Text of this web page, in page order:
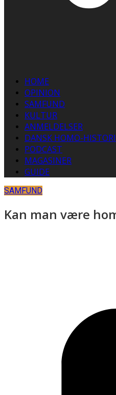
HOME
OPINION
SAMFUND
KULTUR
ANMELDELSER
DANSK HOMO-
PODCAST
MAGASINER
GUIDE
SAMFUND
Kan man være